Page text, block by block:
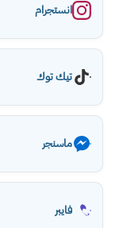
انستجرام
تيك توك
ماسنجر
فايبر